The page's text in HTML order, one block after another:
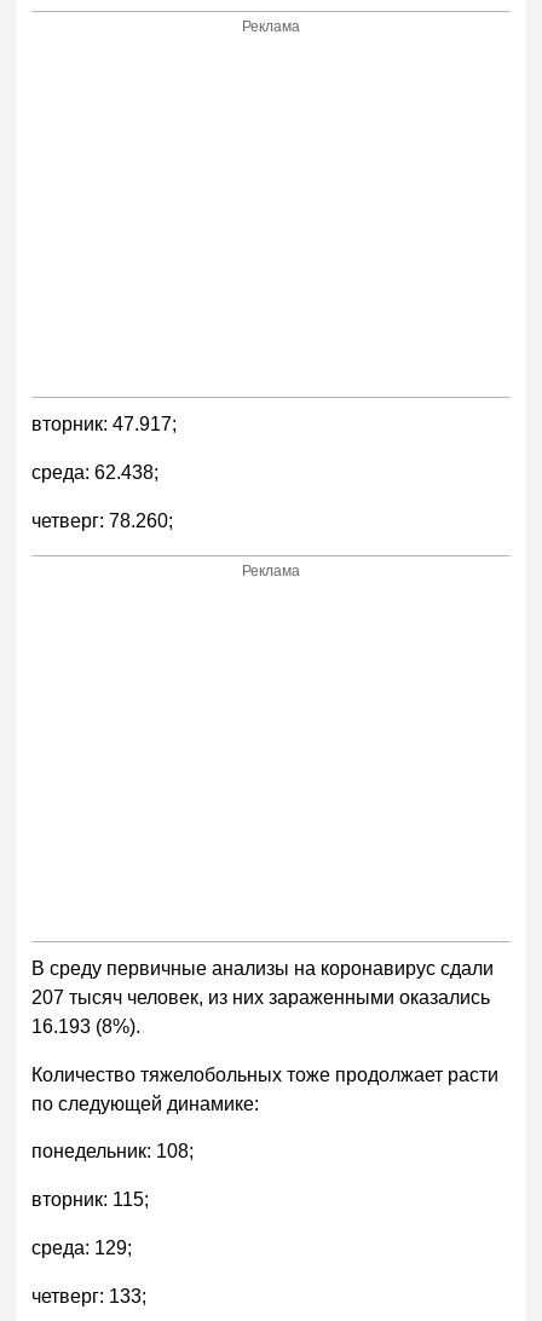
Реклама
вторник: 47.917;
среда: 62.438;
четверг: 78.260;
Реклама
В среду первичные анализы на коронавирус сдали
207 тысяч человек, из них зараженными оказались
16.193 (8%).
Количество тяжелобольных тоже продолжает расти
по следующей динамике:
понедельник: 108;
вторник: 115;
среда: 129;
четверг: 133;